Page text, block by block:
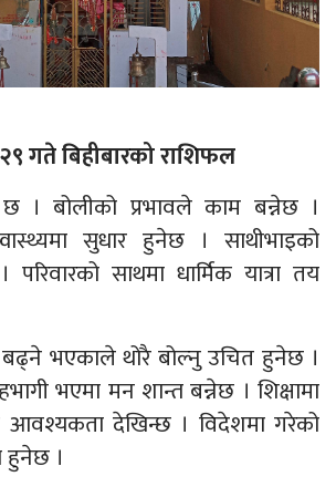
गते बिहीबारको राशिफल
। बोलीको प्रभावले काम बन्नेछ ।
सुधार हुनेछ । साथीभाइको
साथमा धार्मिक यात्रा तय
भएकाले थोरै बोल्नु उचित हुनेछ ।
भएमा मन शान्त बन्नेछ । शिक्षामा
आवश्यकता देखिन्छ । विदेशमा गरेको
हुनेछ ।